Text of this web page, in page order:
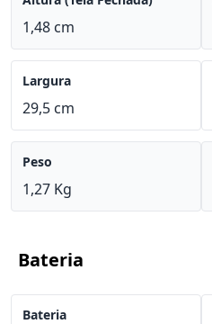
1,48 cm
Largura
29,5 cm
Peso
1,27 Kg
Bateria
Bateria